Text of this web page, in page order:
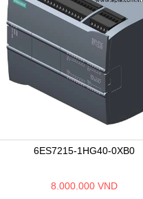
6ES7215-1HG40-0XB0
8.000.000 VND